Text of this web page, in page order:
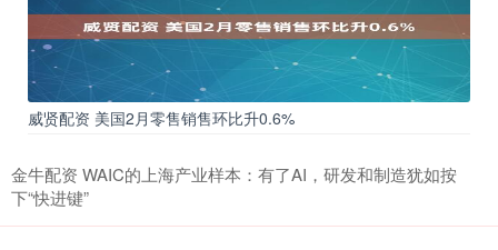
威贤配资 美国2月零售销售环比升0.6%
金牛配资 WAIC的上海产业样本：有了AI，研发和制造犹如按
下“快进键”